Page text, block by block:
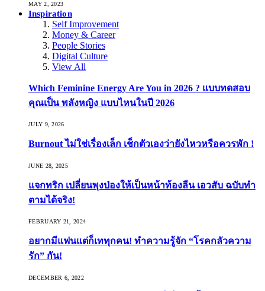
MAY 2, 2023
Inspiration
Self Improvement
Money & Career
People Stories
Digital Culture
View All
Which Feminine Energy Are You in 2026 ? แบบทดสอบ
คุณเป็น พลังหญิง แบบไหนในปี 2026
JULY 9, 2026
Burnout ไม่ใช่เรื่องเล็ก เช็กตัวเองว่ายังไหวหรือควรพัก !
JUNE 28, 2025
แจกทริก เปลี่ยนพุงป่องให้เป็นหน้าท้องลีน เอวสับ ฉบับทำ
ตามได้จริง!
FEBRUARY 21, 2024
อยากมีแฟนแต่ก็เททุกคน! ทำความรู้จัก “โรคกลัวความ
รัก” กัน!
DECEMBER 6, 2022